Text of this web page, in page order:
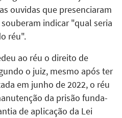
ouvidas que presenciaram
indicar "qual seria
réu".
ao réu o direito de
o juiz, mesmo após ter
em junho de 2022, o réu
da prisão funda-
de aplicação da Lei